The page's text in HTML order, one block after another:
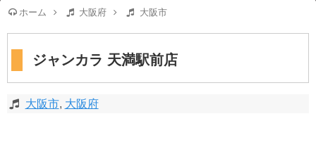
ホーム 大阪府 大阪市
ジャンカラ 天満駅前店
大阪市, 大阪府